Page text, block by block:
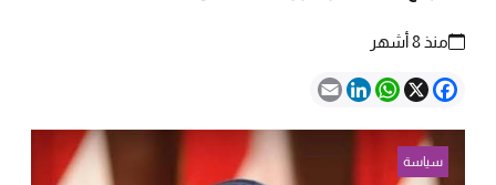
منذ 8 أشهر
Facebook
X
WhatsApp
LinkedIn
Email
سياسة